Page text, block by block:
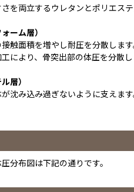
を両立するウレタンとポリエス
ーム層）
触面積を増やし耐圧を分散します
により、骨突出部の体圧を分散し
層）
沈み込み過ぎないように支えます
分布図は下記の通りです。